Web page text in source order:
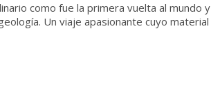
como fue la primera vuelta al
Un viaje apasionante cuyo